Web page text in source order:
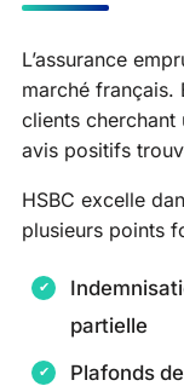
L’assurance
marché français.
clients cherchant
avis positifs
HSBC excelle
plusieurs points
partielle
Plafonds